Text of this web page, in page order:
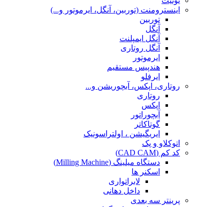
اینسترومنت (توربین، آنگل، ایرموتور و...)
توربین
آنگل
آنگل ایمپلنت
آنگل روتاری
ایرموتور
هندپیس مستقیم
ایرفلو
روتاری، اپکس، آبچوریشن و...
روتاری
اپکس
آبچوراتور
گوتاکاتر
ایریگیشن ، اولتراسونیک
اتوکلاو و پک
کد کم (CAD CAM)
دستگاه میلینگ (Milling Machine)
اسکنر ها
لابراتواری
داخل دهانی
پرینتر سه بعدی